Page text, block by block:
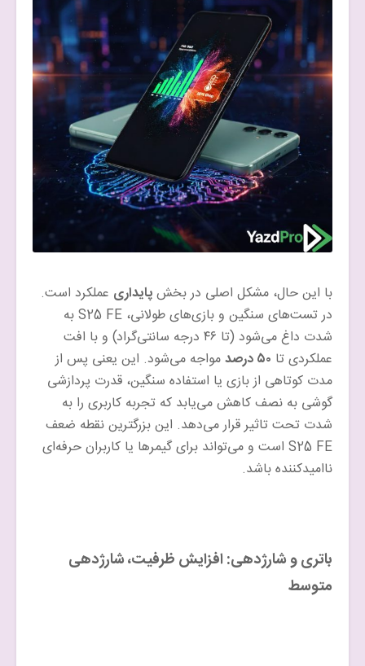
با این حال، مشکل اصلی در بخشپایداری عملکرد است.
در تست‌های سنگین و بازی‌های طولانی، S25 FE به
شدت داغ می‌شود (تا ۴۶ درجه سانتی‌گراد) و با افت
عملکردی تا ۵۰ درصد
مواجه می‌شود. این یعنی پس از
مدت کوتاهی از بازی یا استفاده سنگین، قدرت پردازشی
گوشی به نصف کاهش می‌یابد که تجربه کاربری را به
شدت تحت تاثیر قرار می‌دهد. این بزرگترین نقطه ضعف
S25 FE است و می‌تواند برای گیمرها یا کاربران حرفه‌ای
ناامیدکننده باشد.
باتری و شارژدهی: افزایش ظرفیت، شارژدهی
متوسط